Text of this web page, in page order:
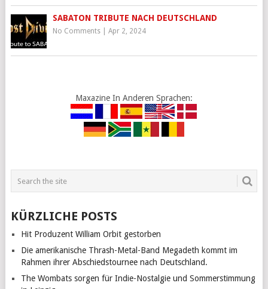
SABATON TRIBUTE NACH DEUTSCHLAND
No Comments| Apr 2, 2024
Maxazine In Anderen Sprachen:
KÜRZLICHE POSTS
Hit Produzent William Orbit gestorben
Die amerikanische Thrash-Metal-Band Megadeth kommt im
Rahmen ihrer Abschiedstournee nach Deutschland.
The Wombats sorgen für Indie-Nostalgie und Sommerstimmung